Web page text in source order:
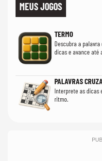
MEUS JOGOS
TERMO
Descubra a
dicas e avance até
PALAVRAS
Interprete as dicas
ritmo.